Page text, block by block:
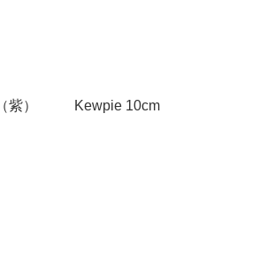
紫） Kewpie 10cm